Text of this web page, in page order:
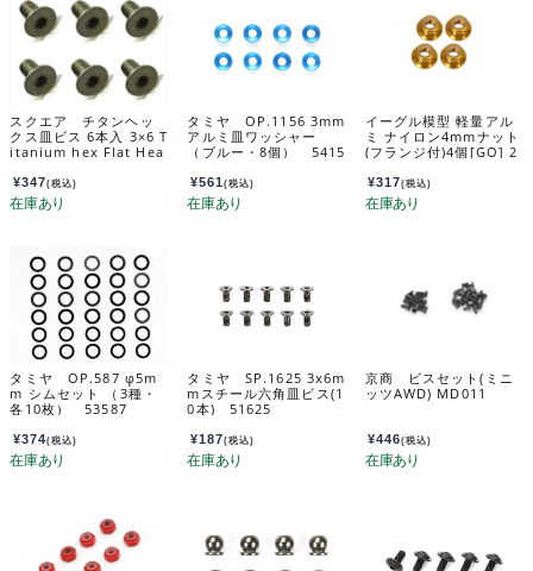
スクエア チタンヘッ
クス皿ビス 6本入 3×6 T
itanium hex Flat Hea
STR-306
¥347(税込)
タミヤ OP.1156 3mm
アルミ皿ワッシャー
（ブルー・8個） 5415
¥561(税込)
イーグル模型 軽量アル
ミ ナイロン4mmナット
(フランジ付)4個[GO] 2
¥317(税込)
タミヤ OP.587 φ5m
m シムセット （3種・
各10枚） 53587
¥374(税込)
タミヤ SP.1625 3x6m
mスチール六角皿ビス(1
0本) 51625
¥187(税込)
京商 ビスセット(ミニ
ッツAWD) MD011
¥446(税込)